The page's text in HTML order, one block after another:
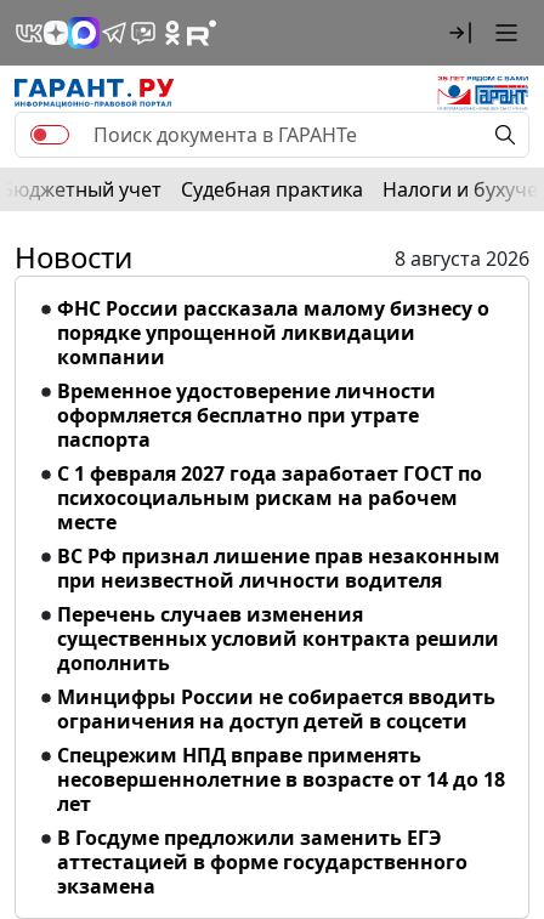
Бюджетный учет Судебная практика Налоги и
Новости
8 августа 2026
ФНС России рассказала малому бизнесу о
порядке упрощенной ликвидации
компании
Временное удостоверение личности
оформляется бесплатно при утрате
паспорта
С 1 февраля 2027 года заработает ГОСТ по
психосоциальным рискам на рабочем
месте
ВС РФ признал лишение прав незаконным
при неизвестной личности водителя
Перечень случаев изменения
существенных условий контракта решили
дополнить
Минцифры России не собирается вводить
ограничения на доступ детей в соцсети
Спецрежим НПД вправе применять
несовершеннолетние в возрасте от 14 до 18
лет
В Госдуме предложили заменить ЕГЭ
аттестацией в форме государственного
экзамена